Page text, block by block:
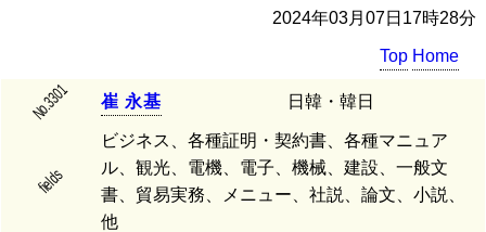
2024年03月07日17時28分
Top Home
No.3301 崔 永基 日韓・韓日
fields
ビジネス、各種証明・契約書、各種マニュア
ル、観光、電機、電子、機械、建設、一般文
書、貿易実務、メニュー、社説、論文、小説、
他